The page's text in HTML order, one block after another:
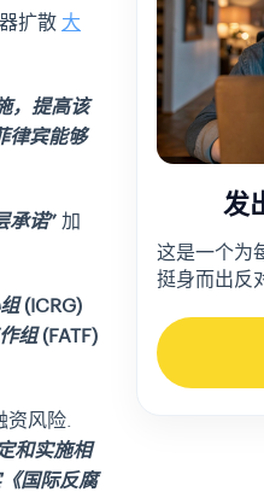
扩散 大
，提高该
律宾能够
承诺” 加
(ICRG)
组 (FATF)
资风险
和实施相
国际反腐
发
这是一个为
挺身而出反